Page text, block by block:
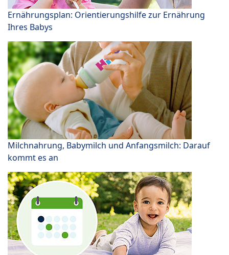
Ernährungsplan: Orientierungshilfe zur Ernährung
Ihres Babys
Milchnahrung, Babymilch und Anfangsmilch: Darauf
kommt es an